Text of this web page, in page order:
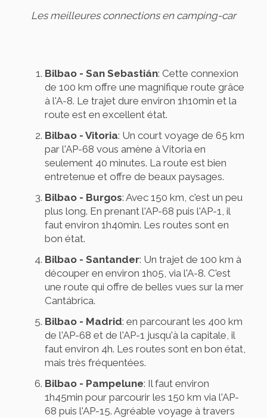
Les meilleures connections en camping-car
Bilbao - San Sebastián: Cette connexion
de 100 km offre une magnifique route grâce
à l'A-8. Le trajet dure environ 1h10min et la
route est en excellent état.
Bilbao - Vitoria: Un court voyage de 65 km
par l'AP-68 vous amène à Vitoria en
seulement 40 minutes. La route est bien
entretenue et offre de beaux paysages.
Bilbao - Burgos: Avec 150 km, c'est un peu
plus long. En prenant l'AP-68 puis l'AP-1, il
faut environ 1h40min. Les routes sont en
bon état.
Bilbao - Santander: Un trajet de 100 km à
découper en environ 1h05, via l'A-8. C'est
une route qui offre de belles vues sur la mer
Cantábrica.
Bilbao - Madrid: en parcourant les 400 km
de l'AP-68 et de l'AP-1 jusqu'à la capitale, il
faut environ 4h. Les routes sont en bon état,
mais très fréquentées.
Bilbao - Pampelune: Il faut environ
1h45min pour parcourir les 150 km via l'AP-
68 puis l'AP-15. Agréable voyage à travers